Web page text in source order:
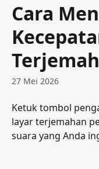
Cara
27 Mei 2026
Ketuk tombol
layar terjemahan
suara yang Anda